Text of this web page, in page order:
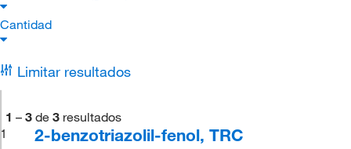
Cantidad
Limitar resultados
1 – 3 de 3 resultados
1
2-benzotriazolil-fenol, TRC